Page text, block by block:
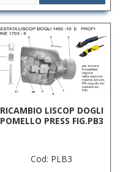
RICAMBIO LISCOP DOGLI
POMELLO PRESS FIG.PB3
Cod: PLB3